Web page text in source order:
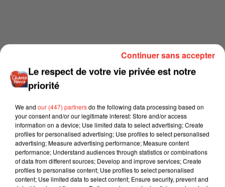
Le respect de votre vie privée est notre
priorité
We and our (447) partnersdo the following data processing based on
your consent and/or our legitimate interest: Store and/or access
information on a device; Use limited data to select advertising; Create
profiles for personalised advertising; Use profiles to select personalised
advertising; Measure advertising performance; Measure content
performance; Understand audiences through statistics or combinations
of data from different sources; Develop and improve services; Create
profiles to personalise content; Use profiles to select personalised
content; Use limited data to select content; Ensure security, prevent and
Continuer sans accepter